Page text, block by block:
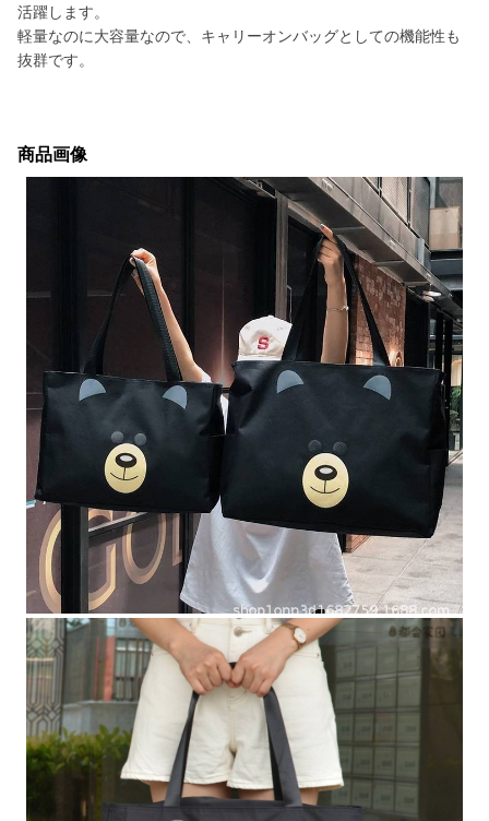
活躍します。
軽量なのに大容量なので、キャリーオンバッグとしての機能性も
抜群です。
商品画像